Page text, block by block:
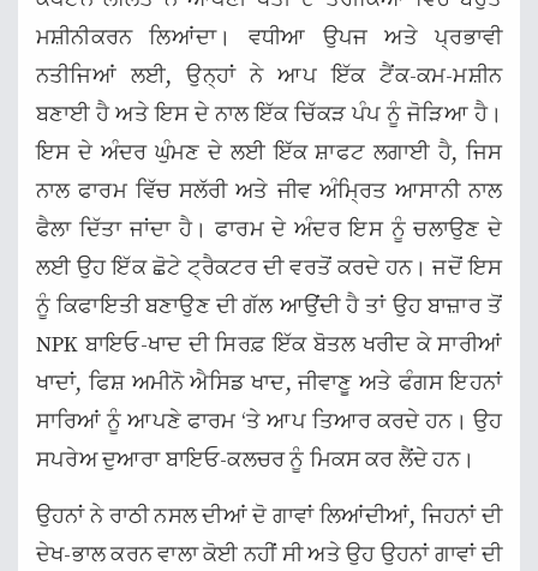
ਮਸ਼ੀਨੀਕਰਨ ਲਿਆਂਦਾ। ਵਧੀਆ ਉਪਜ ਅਤੇ ਪ੍ਰਭਾਵੀ
ਨਤੀਜਿਆਂ ਲਈ, ਉਨ੍ਹਾਂ ਨੇ ਆਪ ਇੱਕ ਟੈਂਕ-ਕਮ-ਮਸ਼ੀਨ
ਬਣਾਈ ਹੈ ਅਤੇ ਇਸ ਦੇ ਨਾਲ ਇੱਕ ਚਿੱਕੜ ਪੰਪ ਨੂੰ ਜੋੜਿਆ ਹੈ।
ਇਸ ਦੇ ਅੰਦਰ ਘੁੰਮਣ ਦੇ ਲਈ ਇੱਕ ਸ਼ਾਫਟ ਲਗਾਈ ਹੈ, ਜਿਸ
ਨਾਲ ਫਾਰਮ ਵਿੱਚ ਸਲੱਰੀ ਅਤੇ ਜੀਵ ਅੰਮ੍ਰਿਤ ਆਸਾਨੀ ਨਾਲ
ਫੈਲਾ ਦਿੱਤਾ ਜਾਂਦਾ ਹੈ। ਫਾਰਮ ਦੇ ਅੰਦਰ ਇਸ ਨੂੰ ਚਲਾਉਣ ਦੇ
ਲਈ ਉਹ ਇੱਕ ਛੋਟੇ ਟ੍ਰੈਕਟਰ ਦੀ ਵਰਤੋਂ ਕਰਦੇ ਹਨ। ਜਦੋਂ ਇਸ
ਨੂੰ ਕਿਫਾਇਤੀ ਬਣਾਉਣ ਦੀ ਗੱਲ ਆਉਂਦੀ ਹੈ ਤਾਂ ਉਹ ਬਾਜ਼ਾਰ ਤੋਂ
NPK ਬਾਇਓ-ਖਾਦ ਦੀ ਸਿਰਫ਼ ਇੱਕ ਬੋਤਲ ਖਰੀਦ ਕੇ ਸਾਰੀਆਂ
ਖਾਦਾਂ, ਫਿਸ਼ ਅਮੀਨੋ ਐਸਿਡ ਖਾਦ, ਜੀਵਾਣੂ ਅਤੇ ਫੰਗਸ ਇਹਨਾਂ
ਸਾਰਿਆਂ ਨੂੰ ਆਪਣੇ ਫਾਰਮ ‘ਤੇ ਆਪ ਤਿਆਰ ਕਰਦੇ ਹਨ। ਉਹ
ਸਪਰੇਅ ਦੁਆਰਾ ਬਾਇਓ-ਕਲਚਰ ਨੂੰ ਮਿਕਸ ਕਰ ਲੈਂਦੇ ਹਨ।
ਉਹਨਾਂ ਨੇ ਰਾਠੀ ਨਸਲ ਦੀਆਂ ਦੋ ਗਾਵਾਂ ਲਿਆਂਦੀਆਂ, ਜਿਹਨਾਂ ਦੀ
ਦੇਖ-ਭਾਲ ਕਰਨ ਵਾਲਾ ਕੋਈ ਨਹੀਂ ਸੀ ਅਤੇ ਉਹ ਉਹਨਾਂ ਗਾਵਾਂ ਦੀ